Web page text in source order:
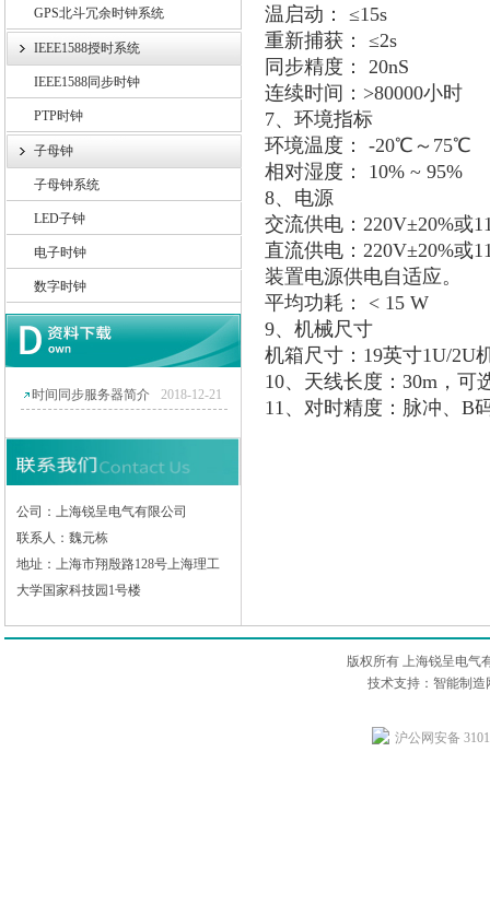
GPS北斗冗余时钟系统
IEEE1588授时系统
IEEE1588同步时钟
PTP时钟
子母钟
子母钟系统
LED子钟
电子时钟
数字时钟
时间同步服务器简介 2018-12-21
公司：上海锐呈电气有限公司
联系人：魏元栋
地址：上海市翔殷路128号上海理工
大学国家科技园1号楼
温启动：
≤15s
重新捕获：
≤2s
同步精度：
20nS
连续时间： >80000小时
7、环境指标
环境温度：
-20℃～ 75℃
相对湿度：
10% ~ 95%
8、电源
交流供电： 220V±20%或
直流供电： 220V±20%或
装置电源供电自适应。
平均功耗：
< 15 W
9、机械尺寸
机箱尺寸： 19英寸1U/2U
10、天线长度： 30m ，可
11、对时精度：脉冲、 B
版权所有 上海锐呈电气
技术支持：智能制造
沪公网安备